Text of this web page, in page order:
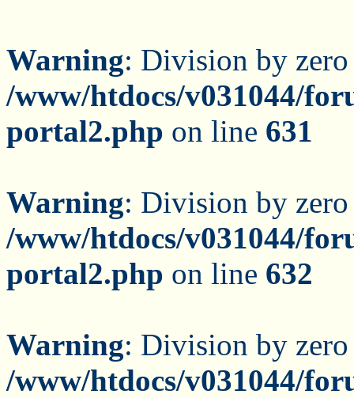
Warning: Division by
/www/htdocs/v031044/
portal2.php on line 631
Warning: Division by
/www/htdocs/v031044/
portal2.php on line 632
Warning: Division by
/www/htdocs/v031044/